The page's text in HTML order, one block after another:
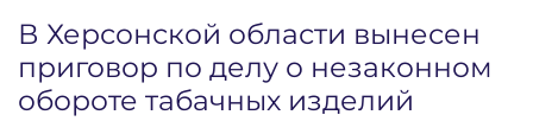
В Херсонской области вынесен
приговор по делу о незаконном
обороте табачных изделий